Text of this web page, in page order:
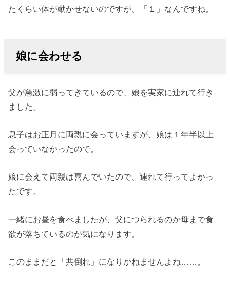
たくらい体が動かせないのですが、「１」なんですね。
娘に会わせる
父が急激に弱ってきているので、娘を実家に連れて行き
ました。
息子はお正月に両親に会っていますが、娘は１年半以上
会っていなかったので。
娘に会えて両親は喜んでいたので、連れて行ってよかっ
たです。
一緒にお昼を食べましたが、父につられるのか母まで食
欲が落ちているのが気になります。
このままだと「共倒れ」になりかねませんよね……。